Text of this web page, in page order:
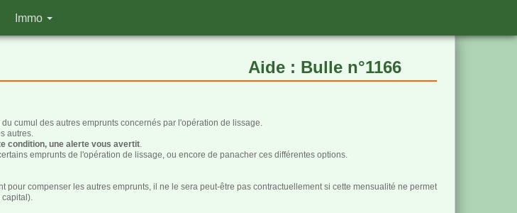
Immo
Aide : Bulle n°1166
cumul des autres emprunts concernés par l'opération de lissage.
autres.
condition, une alerte vous avertit.
emprunts de l'opération de lissage, ou encore de panacher ces différentes options.
compenser les autres emprunts, il ne le sera peut-être pas contractuellement si cette mensualité ne permet